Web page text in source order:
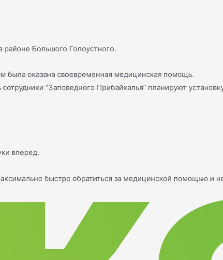
Большого Голоустного.
была оказана своевременная медицинская помощь.
“Заповедного Прибайкалья” планируют
вперед.
быстро обратиться за медицинской помощью и